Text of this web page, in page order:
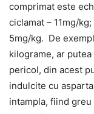
comprimat este
ciclamat – 11mg/
5mg/kg. De
kilograme, ar
pericol, din acest
indulcite cu
intampla, fiind